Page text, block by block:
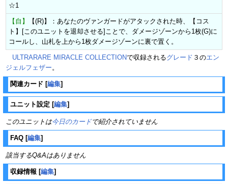
☆1
【自】
【(R)】：あなたのヴァンガードがアタックされた時、【コス
ト】[このユニットを退却させる]ことで、ダメージゾーンから1枚(G)に
コールし、山札を上から1枚ダメージゾーンに裏で置く。
ULTRARARE MIRACLE COLLECTIONで収録されるグレード ３のエン
ジェルフェザー。
関連カード [編集]
ユニット設定 [編集]
このユニットは今日のカードで紹介されていません
FAQ [編集]
該当するQ&Aはありません
収録情報 [編集]